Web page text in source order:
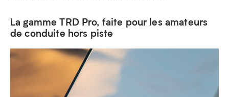
La gamme TRD Pro, faite pour les amateurs
de conduite hors piste